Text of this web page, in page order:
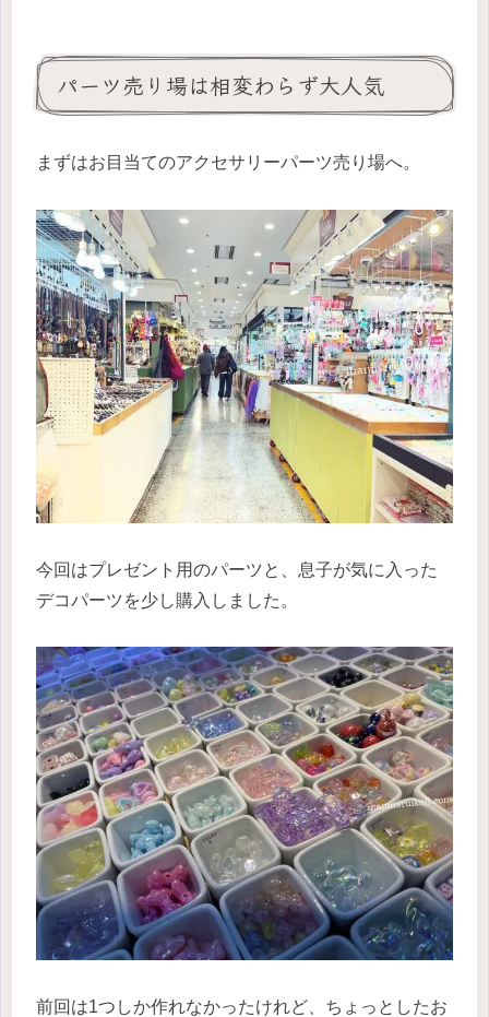
パーツ売り場は相変わらず大人気
まずはお目当てのアクセサリーパーツ売り場へ。
今回はプレゼント用のパーツと、息子が気に入った
デコパーツを少し購入しました。
前回は1つしか作れなかったけれど、ちょっとしたお